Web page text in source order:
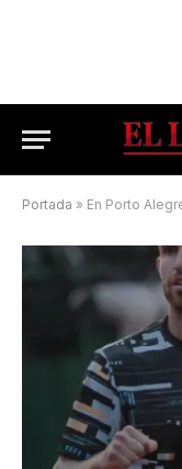
Portada » En Porto Alegre,